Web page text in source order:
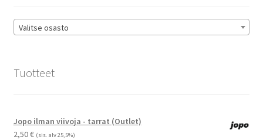
Valitse osasto
Tuotteet
Jopo ilman viivoja - tarrat (Outlet)
2,50€ (sis. alv 25,5%)